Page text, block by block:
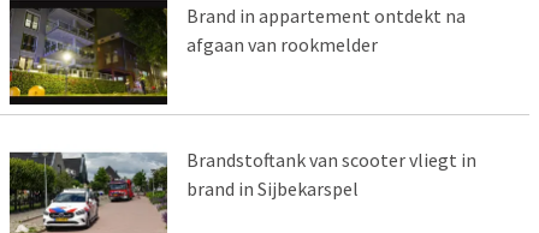
Brand in appartement ontdekt na
afgaan van rookmelder
Brandstoftank van scooter vliegt in
brand in Sijbekarspel